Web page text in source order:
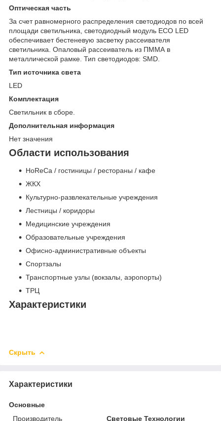
Оптическая часть
За счет равномерного распределения светодиодов по всей
площади светильника, светодиодный модуль ECO LED
обеспечивает бестеневую засветку рассеивателя
светильника. Опаловый рассеиватель из ПММА в
металлической рамке. Тип светодиодов: SMD.
Тип источника света
LED
Комплектация
Светильник в сборе.
Дополнительная информация
Нет значения
Области использования
HoReCa / гостиницы / рестораны / кафе
ЖКХ
Культурно-развлекательные учреждения
Лестницы / коридоры
Медицинские учреждения
Образовательные учреждения
Офисно-административные объекты
Спортзалы
Транспортные узлы (вокзалы, аэропорты)
ТРЦ
Характеристики
Скрыть
Характеристики
Основные
Производитель
Световые Технологии